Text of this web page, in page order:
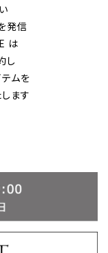
発信
は
し
ムを
ます